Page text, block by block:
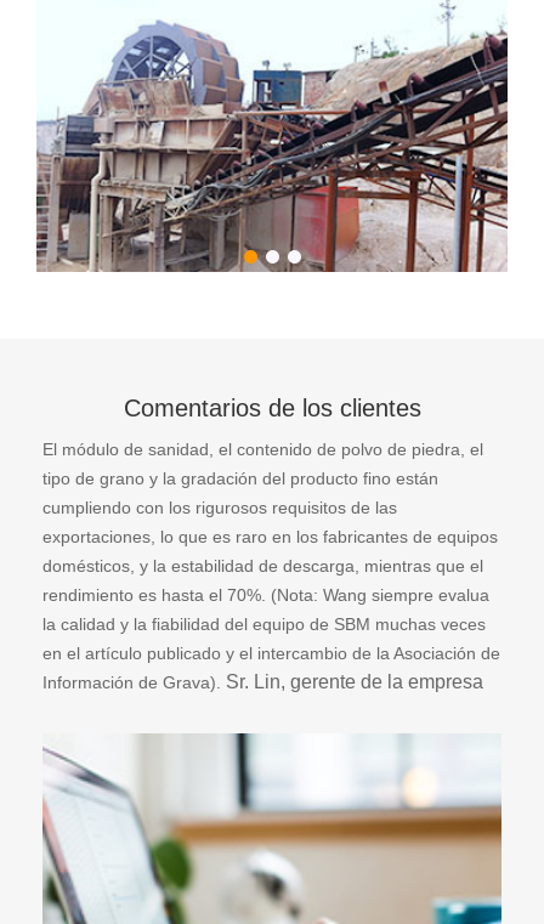
Comentarios de los clientes
El módulo de sanidad, el contenido de polvo de piedra, el
tipo de grano y la gradación del producto fino están
cumpliendo con los rigurosos requisitos de las
exportaciones, lo que es raro en los fabricantes de equipos
domésticos, y la estabilidad de descarga, mientras que el
rendimiento es hasta el 70%. (Nota: Wang siempre evalua
la calidad y la fiabilidad del equipo de SBM muchas veces
en el artículo publicado y el intercambio de la Asociación de
Información de Grava). Sr. Lin, gerente de la empresa